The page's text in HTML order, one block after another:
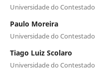
Universidade do Contestado
Paulo Moreira
Universidade do Contestado
Tiago Luiz Scolaro
Universidade do Contestado